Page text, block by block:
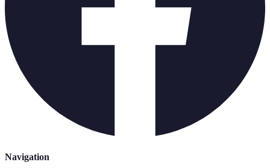
Navigation